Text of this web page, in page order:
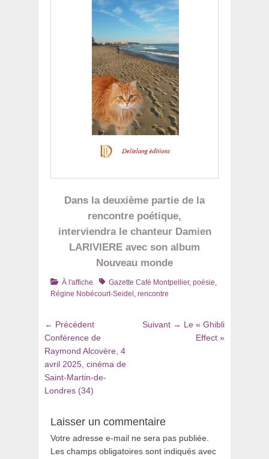
Dans la deuxième partie de la
rencontre poétique,
interviendra le chanteur Damien
LARIVIERE avec son album
Nouveau monde
Catégories
À l'affiche TagsGazette Café Montpellier, poésie,
Régine Nobécourt-Seidel , rencontre
Navigation
de
l’article
← PrécédentArticle
précédent
:
Conférence de
Raymond Alcovère, 4
avril 2025, cinéma de
Saint-Martin-de-
Londres (34)
Suivant → Article
suivant
Le « Ghibli
Effect »
Laisser un commentaire
Votre adresse e-mail ne sera pas publiée.
Les champs obligatoires sont indiqués avec